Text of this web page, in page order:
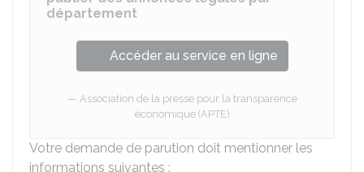
département
Accéder au service en ligne
Association de la presse pour la transparence
économique (APTE)
Votre demande de parution doit mentionner les
informations suivantes :